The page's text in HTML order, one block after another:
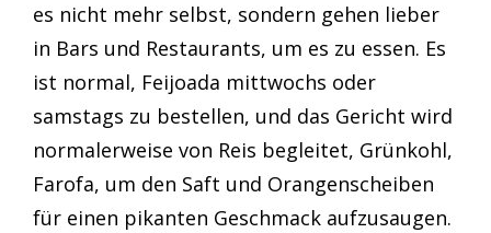
es nicht mehr selbst, sondern gehen lieber
in Bars und Restaurants, um es zu essen. Es
ist normal, Feijoada mittwochs oder
samstags zu bestellen, und das Gericht wird
normalerweise von Reis begleitet, Grünkohl,
Farofa, um den Saft und Orangenscheiben
für einen pikanten Geschmack aufzusaugen.